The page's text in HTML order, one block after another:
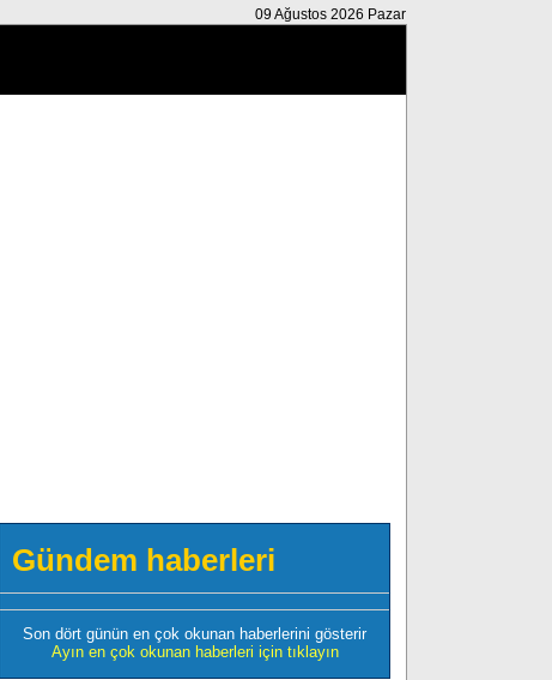
09 Ağustos 2026 Pazar
Gündem haberleri
Son dört günün en çok okunan haberlerini gösterir
Ayın en çok okunan haberleri için tıklayın